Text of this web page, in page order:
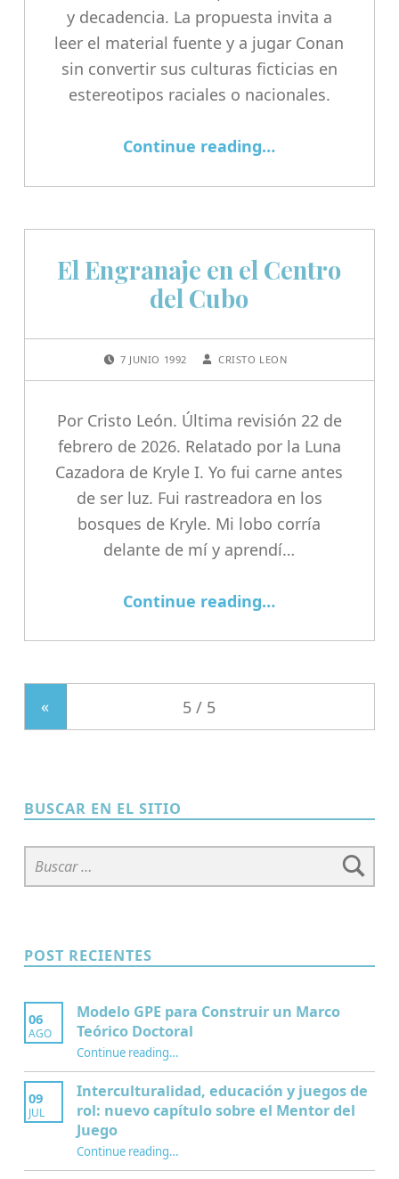
y decadencia. La propuesta invita a
leer el material fuente y a jugar Conan
sin convertir sus culturas ficticias en
estereotipos raciales o nacionales.
Continue reading“Mapas y territorios en la Era Hibórea: Robert E. Howard, Conan y los juegos de rol de mesa”
…
El Engranaje en el Centro
del Cubo
7 JUNIO 1992 CRISTO LEON
Por Cristo León. Última revisión 22 de
febrero de 2026. Relatado por la Luna
Cazadora de Kryle I. Yo fui carne antes
de ser luz. Fui rastreadora en los
bosques de Kryle. Mi lobo corría
delante de mí y aprendí…
Continue reading…
«
BUSCAR EN EL SITIO
Buscar:
POST RECIENTES
06
AGO
Modelo GPE para Construir un Marco
Teórico Doctoral
Continue reading“Modelo GPE para Construir un Marco Teórico Doctoral”
…
09
JUL
Interculturalidad, educación y juegos de
rol: nuevo capítulo sobre el Mentor del
Juego
Continue reading“Interculturalidad, educación y juegos de rol: nuevo capítulo sobre el Mentor del Juego”
…